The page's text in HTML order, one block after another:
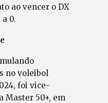
ao vencer o DX
0.
no voleibol
foi vice-
Master 50+, em